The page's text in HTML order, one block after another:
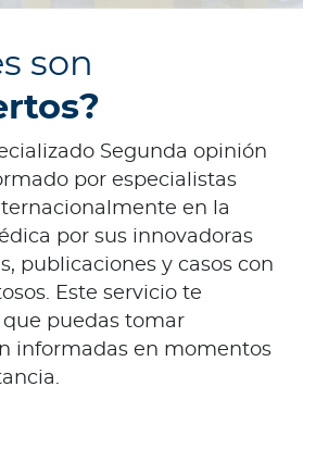
son
Segunda opinión
por especialistas
en la
por sus innovadoras
publicaciones y casos con
Este servicio te
puedas tomar
informadas en momentos